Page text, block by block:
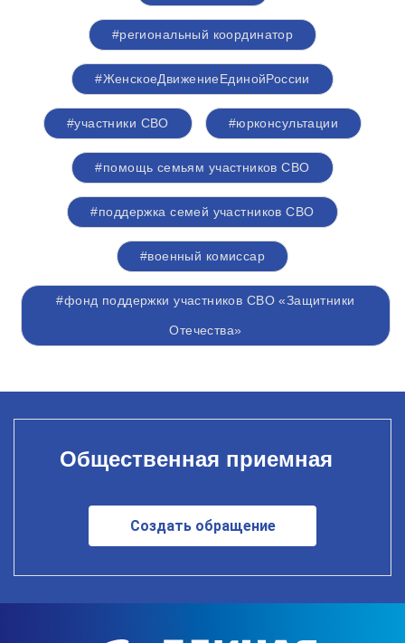
#региональный координатор
#ЖенскоеДвижениеЕдинойРоссии
#участники СВО #юрконсультации
#помощь семьям участников СВО
#поддержка семей участников СВО
#военный комиссар
#фонд поддержки участников СВО «Защитники
Отечества»
Общественная приемная
Создать обращение